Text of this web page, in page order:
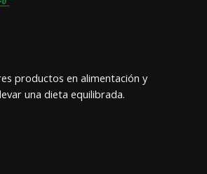
productos en alimentación y
una dieta equilibrada.